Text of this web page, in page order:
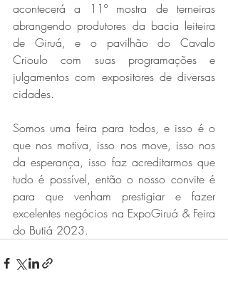
acontecerá a 11º mostra de terneiras
abrangendo produtores da bacia leiteira
de Giruá, e o pavilhão do Cavalo
Crioulo com suas programações e
julgamentos com expositores de diversas
cidades.
Somos uma feira para todos, e isso é o
que nos motiva, isso nos move, isso nos
da esperança, isso faz acreditarmos que
tudo é possível, então o nosso convite é
para que venham prestigiar e fazer
excelentes negócios na ExpoGiruá & Feira
do Butiá 2023.